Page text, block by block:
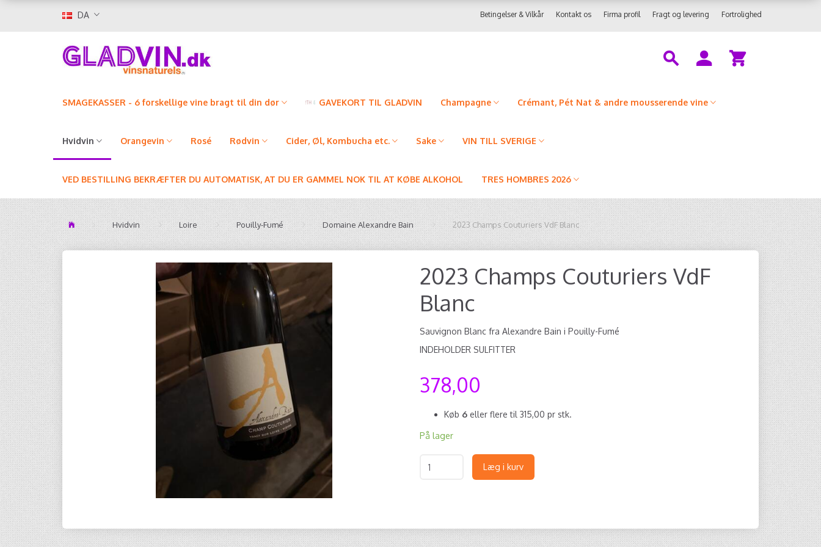
DA Fortrolighed
Fragt og levering
Firma profil
Kontakt os
Betingelser & Vilkår
SMAGEKASSER - 6 forskellige vine bragt til din dør GAVEKORT TIL GLADVIN Champagne Crémant, Pét Nat & andre mousserende vine
Hvidvin Orangevin Rosé Rødvin Cider, Øl, Kombucha etc. Sake VIN TILL SVERIGE
VED BESTILLING BEKRÆFTER DU AUTOMATISK, AT DU ER GAMMEL NOK TIL AT KØBE ALKOHOL TRES HOMBRES 2026
Hvidvin Loire Pouilly-Fumé Domaine Alexandre Bain 2023 Champs Couturiers VdF Blanc
2023 Champs Couturiers VdF
Blanc
Sauvignon Blanc fra Alexandre Bain i Pouilly-Fumé
INDEHOLDER SULFITTER
378,00
Køb 6 eller flere til 315,00 pr stk.
På lager
Læg i kurv